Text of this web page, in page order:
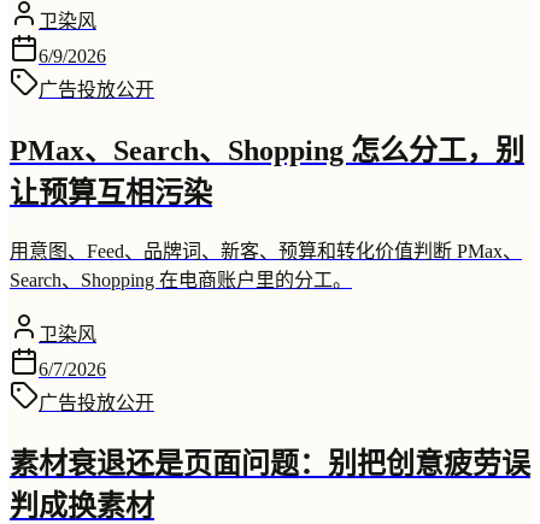
卫染风
6/9/2026
广告投放公开
PMax、Search、Shopping 怎么分工，别
让预算互相污染
用意图、Feed、品牌词、新客、预算和转化价值判断 PMax、
Search、Shopping 在电商账户里的分工。
卫染风
6/7/2026
广告投放公开
素材衰退还是页面问题：别把创意疲劳误
判成换素材